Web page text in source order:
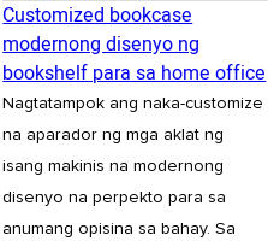
Customized bookcase
modernong disenyo ng
bookshelf para sa home office
Nagtatampok ang naka-customize
na aparador ng mga aklat ng
isang makinis na modernong
disenyo na perpekto para sa
anumang opisina sa bahay. Sa